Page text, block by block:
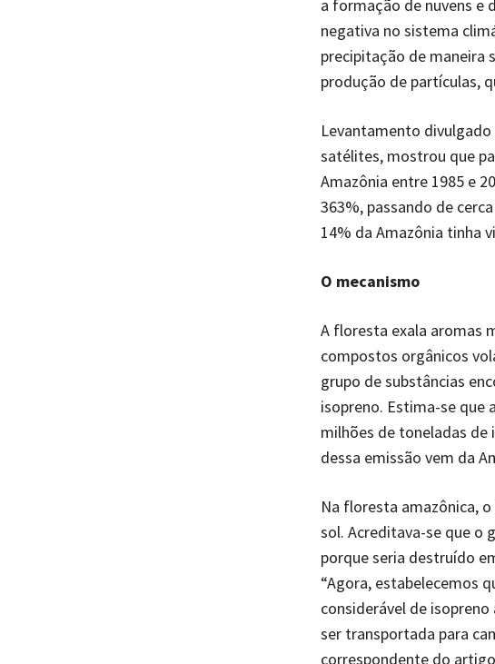
a formação de nuvens e
negativa no sistema
precipitação de maneira
produção de partículas,
Levantamento
satélites, mostrou que
Amazônia entre 1985 e
363%, passando de
14% da Amazônia tinha
O mecanismo
A floresta exala aromas
compostos orgânicos
grupo de substâncias
isopreno. Estima-se que
milhões de toneladas
dessa emissão vem da
Na floresta amazônica,
sol. Acreditava-se que o
porque seria destruído
“Agora, estabelecemos
considerável de
ser transportada para
correspondente do